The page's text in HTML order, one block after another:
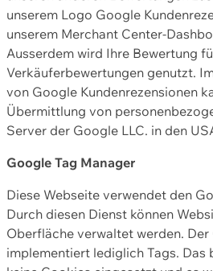
unserem Logo Google
unserem Merchant Center-
Ausserdem wird Ihre Bewertung
Verkäuferbewertungen genutzt.
von Google Kundenrezensionen
Übermittlung von
Server der Google LLC. in den
Google Tag Manager
Diese Webseite verwendet den
Durch diesen Dienst können
Oberfläche verwaltet werden.
implementiert lediglich Tags. Das